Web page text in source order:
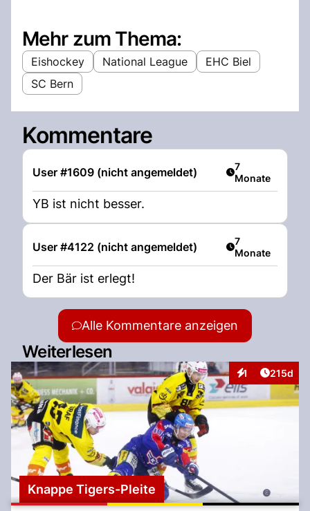
Mehr zum Thema:
Eishockey National League
EHC Biel
SC Bern
Kommentare
User #1609 (nicht angemeldet) Artikel
7
Monate
YB ist nicht besser.
User #4122 (nicht angemeldet) Artikel
7
Monate
Der Bär ist erlegt!
Alle Kommentare anzeigen
Weiterlesen
1
Interaktionen
Artikel
215d
Knappe Tigers-Pleite